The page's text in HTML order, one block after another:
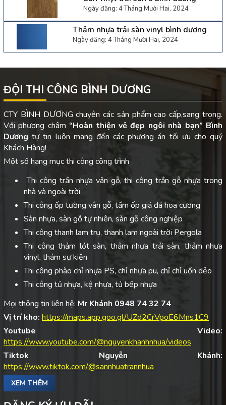
Ngày đăng: 4 Tháng Mười Hai, 2024
Thảm nhựa trải sàn vinyl bình dương
Ngày đăng: 4 Tháng Mười Hai, 2024
ĐỘI THI CÔNG BÌNH DƯƠNG
CTY BÌNH DƯƠNG chuyên các sản phẩm cao cấp,sang trọng.
Với phương châm “Hoàn thiện vẻ đẹp ngôi nhà bạn” Bình
Dươngtự tin luôn mang đến các phương án tối ưu cho quý
Khách Hàng!
Một số hạng mục thi công công trình
Thi công trần nhựa vân gỗ, thi công trần gỗ nhựa trong
nhà và ngoài trời
Thi công ốp tường vân gỗ, tấm ốp giả đá hoa cương
Sàn nhựa, sàn gỗ tự nhiên, sàn gỗ công nghiệp
Thi công thanh lam trụ, thanh lam ngoài trời Pergola
Thi công thảm lót sàn, thảm nhựa trải sàn, thảm nhựa
vinyl, thảm sự kiện
Thi công phào chỉ nhựa PS, chỉ nhựa pu, chỉ chỉ uốn dẻo
Thi công tủ nhựa, kệ nhựa, tủ bếp nhựa
Mọi thông tin liên hệ: Mr Khánh 0948 74 32 74
Vị trí kho: https://maps.app.goo.gl/UZd2CrVpoE6Mns1C9
Youtube Video:
https://www.youtube.com/@nguyenkhanhnhua/videos
Tiktok Nguyễn Khánh:
https://www.tiktok.com/@sannhuatrannhua
XEM THÊM